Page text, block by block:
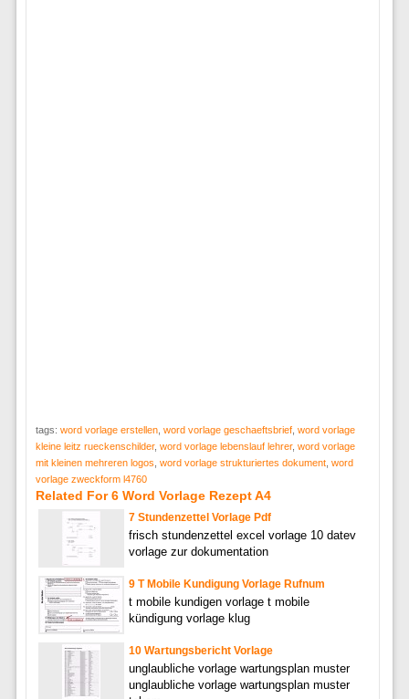
tags: word vorlage erstellen, word vorlage geschaeftsbrief, word vorlage
kleine leitz rueckenschilder, word vorlage lebenslauf lehrer, word vorlage
mit kleinen mehreren logos word vorlage strukturiertes dokument, word
vorlage zweckform l4760
Related For 6 Word Vorlage Rezept A4
7 Stundenzettel Vorlage Pdf
frisch stundenzettel excel vorlage 10 datev
vorlage zur dokumentation
9 T Mobile Kundigung Vorlage Rufnum
t mobile kundigen vorlage t mobile
kündigung vorlage klug
10 Wartungsbericht Vorlage
unglaubliche vorlage wartungsplan muster
unglaubliche vorlage wartungsplan muster